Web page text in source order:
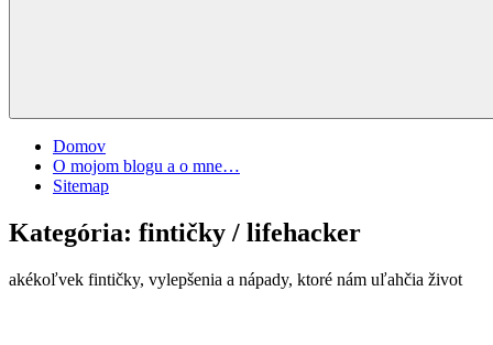
Domov
O mojom blogu a o mne…
Sitemap
Kategória: fintičky / lifehacker
akékoľvek fintičky, vylepšenia a nápady, ktoré nám uľahčia život